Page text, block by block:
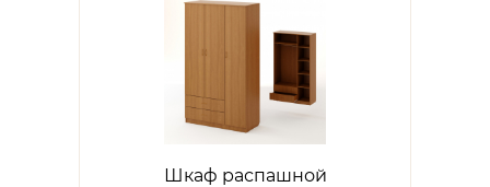
Шкаф распашной